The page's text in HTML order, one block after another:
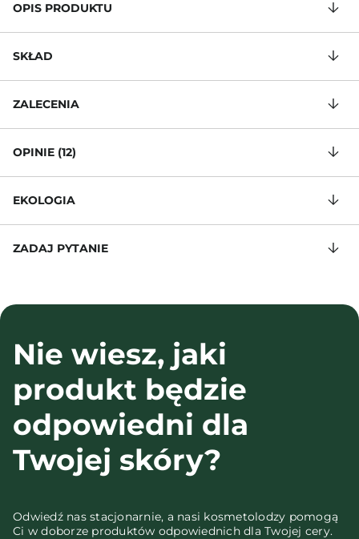
OPIS PRODUKTU
SKŁAD
ZALECENIA
OPINIE (12)
EKOLOGIA
ZADAJ PYTANIE
Nie wiesz, jaki
produkt będzie
odpowiedni dla
Twojej skóry?
Odwiedź nas stacjonarnie, a nasi kosmetolodzy pomogą
Ci w doborze produktów odpowiednich dla Twojej cery.